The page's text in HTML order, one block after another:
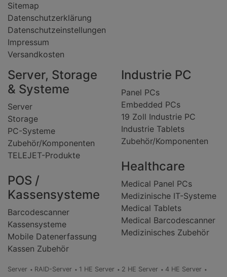
Sitemap
Datenschutzerklärung
Datenschutzeinstellungen
Impressum
Versandkosten
Server, Storage
& Systeme
Server
Storage
PC-Systeme
Zubehör/Komponenten
TELEJET-Produkte
POS /
Kassensysteme
Barcodescanner
Kassensysteme
Mobile Datenerfassung
Kassen Zubehör
Industrie PC
Panel PCs
Embedded PCs
19 Zoll Industrie PC
Industrie Tablets
Zubehör/Komponenten
Healthcare
Medical Panel PCs
Medizinische IT-Systeme
Medical Tablets
Medical Barcodescanner
Medizinisches Zubehör
Server RAID-Server 1 HE Server 2 HE Server 4 HE Server